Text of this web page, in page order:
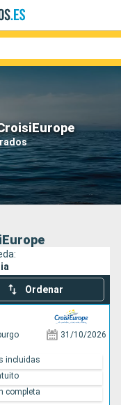
Compañías
Ordenar
31/10/2026
incluidas
completa